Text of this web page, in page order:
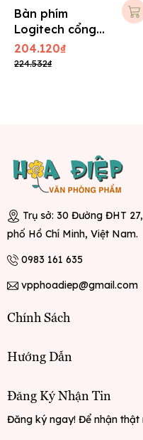
Bàn phím
Logitech cổng
USB K120
204.120₫
224.532₫
Trụ sở: 30 Đường ĐHT
phố Hồ Chí Minh, Việt Nam.
0983 161 635
vpphoadiep@gmail.com
Chính Sách
Hướng Dẫn
Đăng Ký Nhận Tin
Đăng ký ngay! Để nhận thật